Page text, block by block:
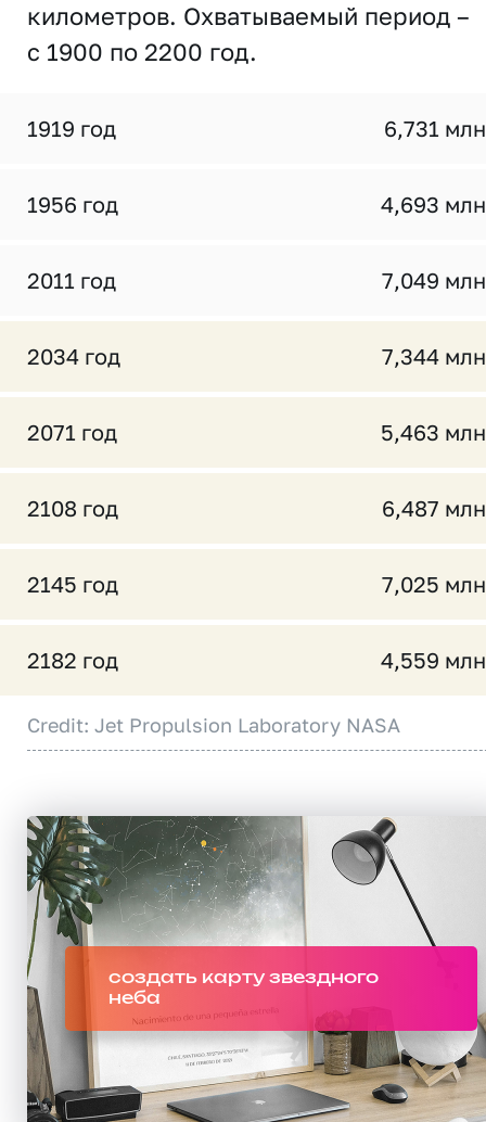
километров. Охватываемый период –
с 1900 по 2200 год.
1919 год 6,731
1956 год 4,693
2011 год 7,049
2034 год 7,344
2071 год 5,463
2108 год 6,487
2145 год 7,025
2182 год 4,559
Credit: Jet Propulsion Laboratory NASA
создать карту звездного
неба